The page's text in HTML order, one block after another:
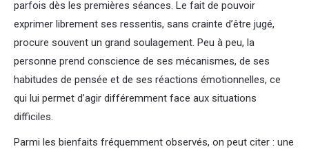
parfois dès les premières séances. Le fait de pouvoir
exprimer librement ses ressentis, sans crainte d’être jugé,
procure souvent un grand soulagement. Peu à peu, la
personne prend conscience de ses mécanismes, de ses
habitudes de pensée et de ses réactions émotionnelles, ce
qui lui permet d’agir différemment face aux situations
difficiles.
Parmi les bienfaits fréquemment observés, on peut citer : une